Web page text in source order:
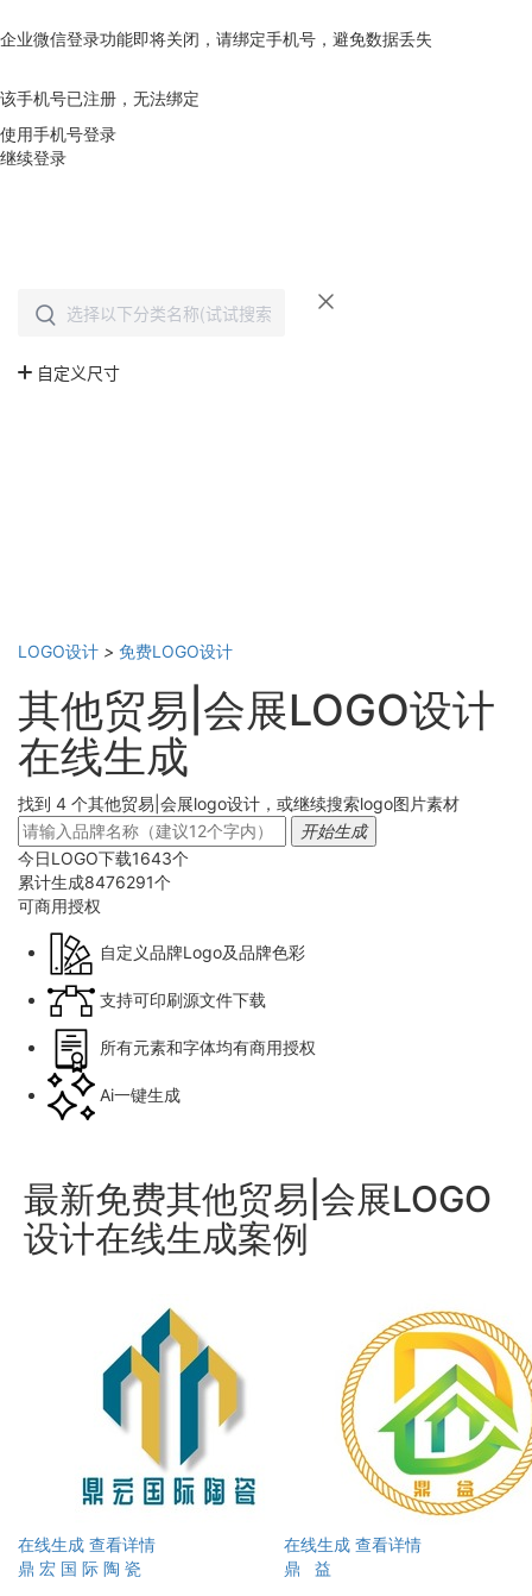
企业微信登录功能即将关闭，请绑定手机号，避免数据丢失
该手机号已注册，无法绑定
使用手机号登录
继续登录
LOGO设计 > 免费LOGO设计
其他贸易|会展LOGO设计
在线生成
找到 4 个其他贸易|会展logo设计，或继续搜索logo图片素材
开始生成
今日LOGO下载1643个
累计生成8476291个
可商用授权
自定义品牌Logo及品牌色彩
支持可印刷源文件下载
所有元素和字体均有商用授权
Ai一键生成
最新免费其他贸易|会展LOGO
设计在线生成案例
在线生成 查看详情
鼎 宏 国 际 陶 瓷
在线生成 查看详情
鼎 益